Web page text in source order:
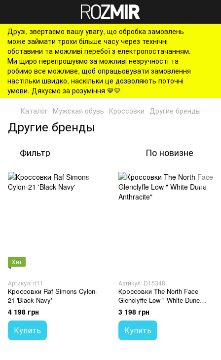
Друзі, звертаємо вашу увагу, що обробка замовлень
може займати трохи більше часу через технічні
обставини та можливі перебої з електропостачанням.
Ми щиро перепрошуємо за можливі незручності та
робимо все можливе, щоб опрацьовувати замовлення
настільки швидко, наскільки це дозволяють поточні
умови. Дякуємо за розуміння 💙💛
Каталог Мужская обувь Кроссовки Другие бренды
Другие бренды
Фильтр По новизне
Хит
Артикул: rf11
Кроссовки Raf Simons Cylon-
21 'Black Navy'
4 198 грн
Купить
Артикул: D15348
Кроссовки The North Face
Glenclyffe Low " White Dune
Anthracite"
3 198 грн
Купить